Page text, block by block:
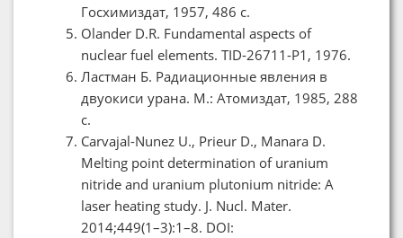
Госхимиздат, 1957, 486 c.
Olander D.R. Fundamental aspects of
nuclear fuel elements. TID-26711-P1, 1976.
Ластман Б. Радиационные явления в
двуокиси урана. М.: Атомиздат, 1985, 288
с.
Carvajal-Nunez U., Prieur D., Manara D.
Melting point determination of uranium
nitride and uranium plutonium nitride: A
laser heating study. J. Nucl. Mater.
2014;449(1–3):1–8. DOI: